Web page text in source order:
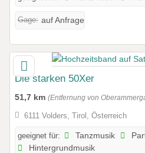
Gage: auf Anfrage
Die starken 50Xer
51,7 km (Entfernung von
6111 Volders, Tirol, Österreich
geeignet für: Tanzmusik
Hintergrundmusik